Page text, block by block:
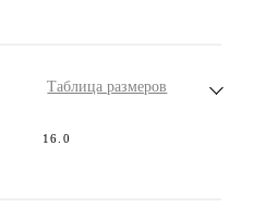
Таблица размеров
16.0